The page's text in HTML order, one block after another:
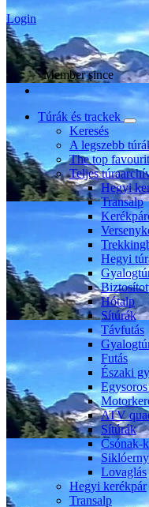
Login
Member since
Túrák és trackek
Keresés
A legszebb
The top
Teljes
Hegyi
Transalp
Hegyi
Hótalp
Sítúrák
Távfutás
Futás
Északi
ATV
Sítúrák
Csónak-
Lovaglás
Hegyi kerékpár
Transalp